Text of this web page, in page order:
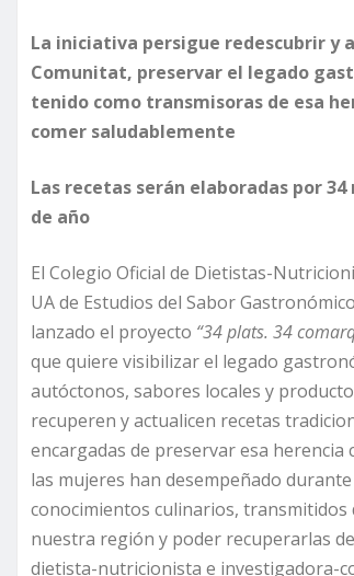
La iniciativa persigue redescubrir
Comunitat, preservar el legado
tenido como transmisoras de esa
comer saludablemente
Las recetas serán elaboradas por
de año
El Colegio Oficial de Dietistas-
UA de Estudios del Sabor
lanzado el proyecto “34 plats. 34
que quiere visibilizar el legado
autóctonos, sabores locales y
recuperen y actualicen recetas
encargadas de preservar esa
las mujeres han desempeñado
conocimientos culinarios,
nuestra región y poder recuperarlas
dietista-nutricionista e investigadora-